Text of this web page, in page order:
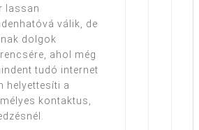
lassan
válik, de
dolgok
ahol még
tudó internet
helyettesíti a
kontaktus,